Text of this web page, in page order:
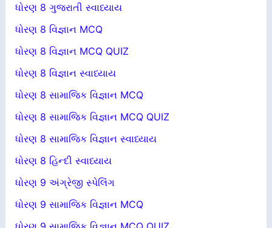
ધોરણ 8 ગુજરાતી સ્વાધ્યાય
ધોરણ 8 વિજ્ઞાન MCQ
ધોરણ 8 વિજ્ઞાન MCQ QUIZ
ધોરણ 8 વિજ્ઞાન સ્વાધ્યાય
ધોરણ 8 સામાજિક વિજ્ઞાન MCQ
ધોરણ 8 સામાજિક વિજ્ઞાન MCQ QUIZ
ધોરણ 8 સામાજિક વિજ્ઞાન સ્વાધ્યાય
ધોરણ 8 હિન્દી સ્વાધ્યાય
ધોરણ 9 અંગ્રેજી સ્પેલિંગ
ધોરણ 9 સામાજિક વિજ્ઞાન MCQ